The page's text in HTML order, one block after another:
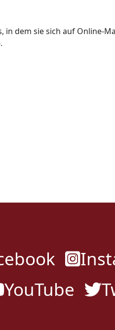
in dem sie sich auf Online-
YouTube